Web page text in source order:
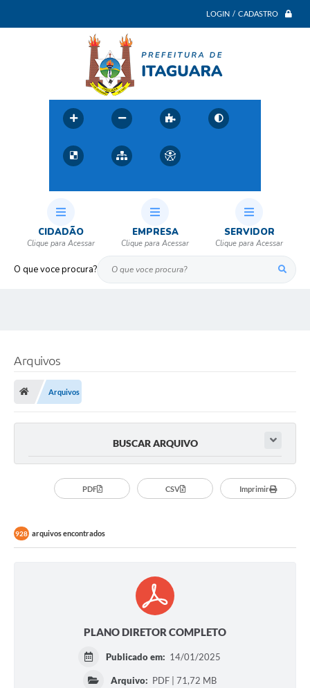
LOGIN / CADASTRO
O que voce procura?
CIDADÃO EMPRESA SERVIDOR
Arquivos
Arquivos
BUSCAR ARQUIVO
PDF CSV Imprimir
928 arquivos encontrados
PLANO DIRETOR COMPLETO
Publicado em: 14/01/2025
Arquivo: PDF | 71,72 MB